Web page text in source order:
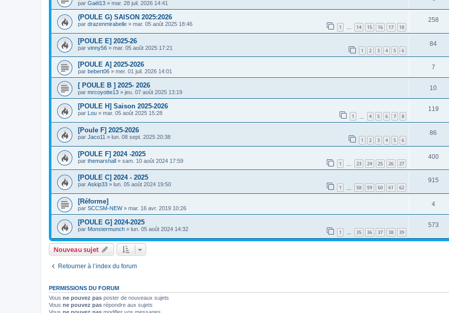
par Gaël13 » mar. 28 juil. 2026 14:41
(POULE G) SAISON 2025:2026
par drazenmirabelle » mar. 05 août 2025 18:46 1 … 14 15 16 17 18
258
[POULE E] 2025-26
par vinny56 » mar. 05 août 2025 17:21 1 2 3 4 5 6
84
[POULE A] 2025-2026
par bebert06 » mer. 01 juil. 2026 14:01
7
[ POULE B ] 2025- 2026
par mrcoyotte13 » jeu. 07 août 2025 13:19
10
[POULE H] Saison 2025-2026
par Lou » mar. 05 août 2025 15:28 1 4 5 6 7 8
119
[Poule F] 2025-2026
par Jaco11 » lun. 08 sept. 2025 20:38 1 2 3 4 5 6
86
[POULE F] 2024 -2025
par themarshall » sam. 10 août 2024 17:59 1 23 24 25 26 27
400
[POULE C] 2024 - 2025
par Askip33 » lun. 05 août 2024 19:50 1 58 59 60 61 62
915
[Réforme]
par SCCSM-NEW» mar. 16 avr. 2019 10:26
4
[POULE G] 2024-2025
par Monstermunch » lun. 05 août 2024 14:32 1 … 35 36 37 38 39
573
Nouveau sujet
Retourner à l’index du forum
PERMISSIONS DU FORUM
Vous ne pouvez pas poster de nouveaux sujets
Vous ne pouvez pas répondre aux sujets